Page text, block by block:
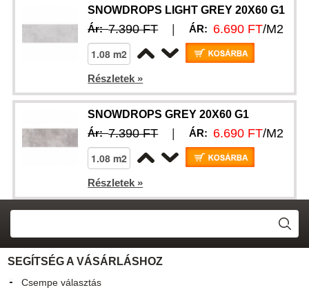
SNOWDROPS LIGHT GREY 20X60 G1
Ár:7.390 FT|ÁR: 6.690 FT/M2
Részletek »
SNOWDROPS GREY 20X60 G1
Ár:7.390 FT|ÁR: 6.690 FT/M2
Részletek »
SEGÍTSÉG A VÁSÁRLÁSHOZ
Csempe választás